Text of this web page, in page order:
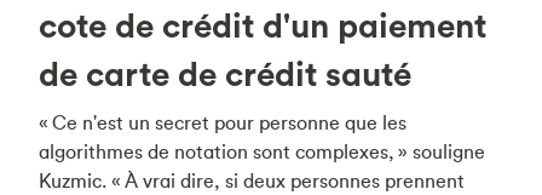
cote de crédit d'un paiement
de carte de crédit sauté
« Ce n'est un secret pour personne que les
algorithmes de notation sont complexes, » souligne
Kuzmic. « À vrai dire, si deux personnes prennent